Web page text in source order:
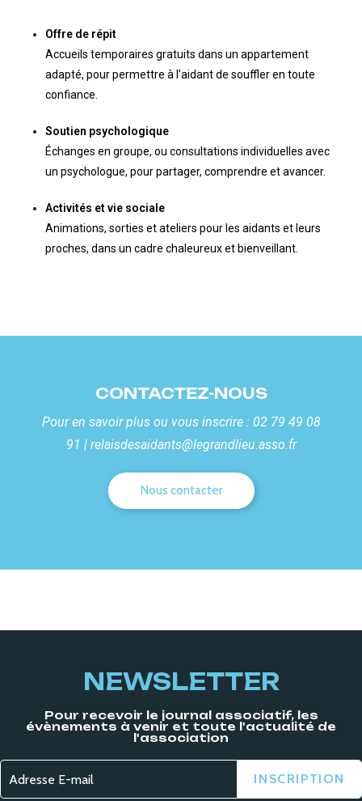
Offre de répit
Accueils temporaires gratuits dans un appartement
adapté, pour permettre à l’aidant de souffler en toute
confiance.
Soutien psychologique
Échanges en groupe, ou consultations individuelles avec
un psychologue, pour partager, comprendre et avancer.
Activités et vie sociale
Animations, sorties et ateliers pour les aidants et leurs
proches, dans un cadre chaleureux et bienveillant.
CONTACTEZ-NOUS
Pour en savoir plus ou vous inscrire : 02 79 49 08
91 | relaisdesaidants@legrandlieu.asso.fr
Nous contacter
NEWSLETTER
Pour recevoir le journal associatif, les
évènements à venir et toute l'actualité de
l'association